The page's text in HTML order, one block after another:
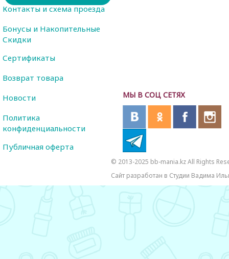
МЫ В СОЦ СЕТЯХ
Контакты и схема проезда
Бонусы и Накопительные
Скидки
Сертификаты
Возврат товара
Новости
Политика
конфиденциальности
Публичная оферта
© 2013-2025 bb-mania.kz All Rights
Сайт разработан в Студии Вадима